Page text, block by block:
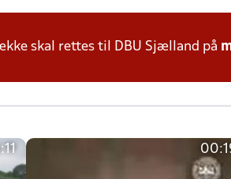
skal rettes til DBU Sjælland på